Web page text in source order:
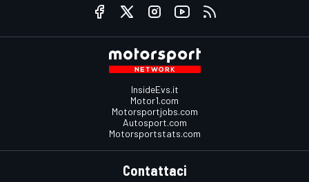
InsideEvs.it
Motor1.com
Motorsportjobs.com
Autosport.com
Motorsportstats.com
Contattaci